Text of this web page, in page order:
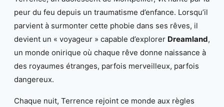
peur du feu depuis un traumatisme d’enfance. Lorsqu’il
parvient à surmonter cette phobie dans ses rêves, il
devient un « voyageur » capable d’explorer Dreamland,
un monde onirique où chaque rêve donne naissance à
des royaumes étranges, parfois merveilleux, parfois
dangereux.
Chaque nuit, Terrence rejoint ce monde aux règles